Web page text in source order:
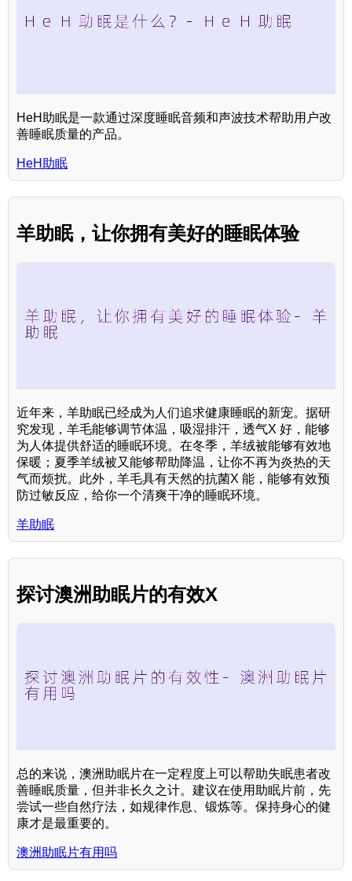
HeH助眠是一款通过深度睡眠音频和声波技术帮助用户改
善睡眠质量的产品。
HeH助眠
羊助眠，让你拥有美好的睡眠体验
近年来，羊助眠已经成为人们追求健康睡眠的新宠。据研
究发现，羊毛能够调节体温，吸湿排汗，透气X 好，能够
为人体提供舒适的睡眠环境。在冬季，羊绒被能够有效地
保暖；夏季羊绒被又能够帮助降温，让你不再为炎热的天
气而烦扰。此外，羊毛具有天然的抗菌X 能，能够有效预
防过敏反应，给你一个清爽干净的睡眠环境。
羊助眠
探讨澳洲助眠片的有效X
总的来说，澳洲助眠片在一定程度上可以帮助失眠患者改
善睡眠质量，但并非长久之计。建议在使用助眠片前，先
尝试一些自然疗法，如规律作息、锻炼等。保持身心的健
康才是最重要的。
澳洲助眠片有用吗